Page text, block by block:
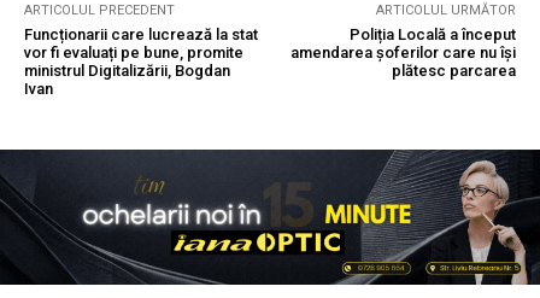
ARTICOLUL PRECEDENT
Funcționarii care lucrează la stat
vor fi evaluați pe bune, promite
ministrul Digitalizării, Bogdan
Ivan
ARTICOLUL URMĂTOR
Poliția Locală a început
amendarea șoferilor care nu își
plătesc parcarea